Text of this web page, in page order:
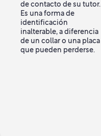
de contacto de su tutor.
Es una forma de
identificación
inalterable, a diferencia
de un collar o una placa
que pueden perderse.